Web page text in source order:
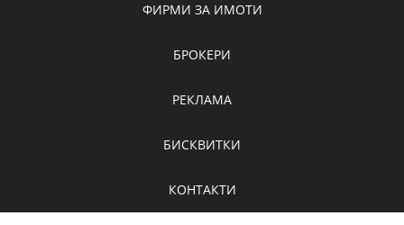
ФИРМИ ЗА ИМОТИ
БРОКЕРИ
РЕКЛАМА
БИСКВИТКИ
КОНТАКТИ